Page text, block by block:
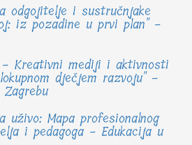
odgojitelje i sustručnjake
iz pozadine u prvi plan" -
Kreativni mediji i aktivnosti
dječjem razvoju" -
uživo: Mapa profesionalnog
i pedagoga - Edukacija u